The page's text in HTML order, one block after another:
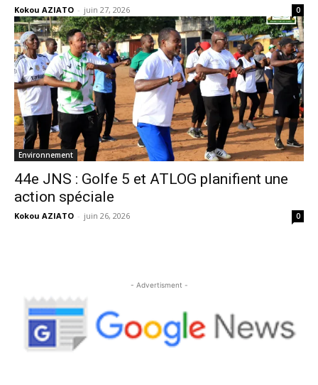
Kokou AZIATO - juin 27, 2026 0
Environnement
44e JNS : Golfe 5 et ATLOG planifient une
action spéciale
Kokou AZIATO - juin 26, 2026 0
- Advertisment -